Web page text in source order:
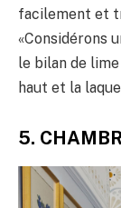
facilement et
«Considérons
le bilan de
haut et la
5.